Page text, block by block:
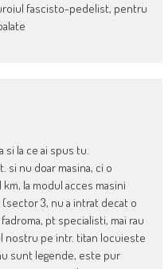
fascisto-pedelist, pentru
si la ce ai spus tu.
si nu doar masina, ci o
km, la modul acces masini
3, nu a intrat decat o
fadroma, pt specialisti, mai rau
nostru pe intr. titan locuieste
sunt legende, este pur